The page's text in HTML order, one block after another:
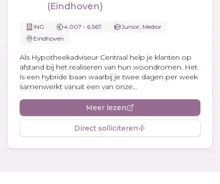
(Eindhoven)
ING 4.007 - 6.567
Junior, Medior
Eindhoven
Als Hypotheekadviseur Centraal help je klanten op
afstand bij het realiseren van hun woondromen. Het
is een hybride baan waarbij je twee dagen per week
samenwerkt vanuit een van onze...
Meer lezen
Direct solliciteren